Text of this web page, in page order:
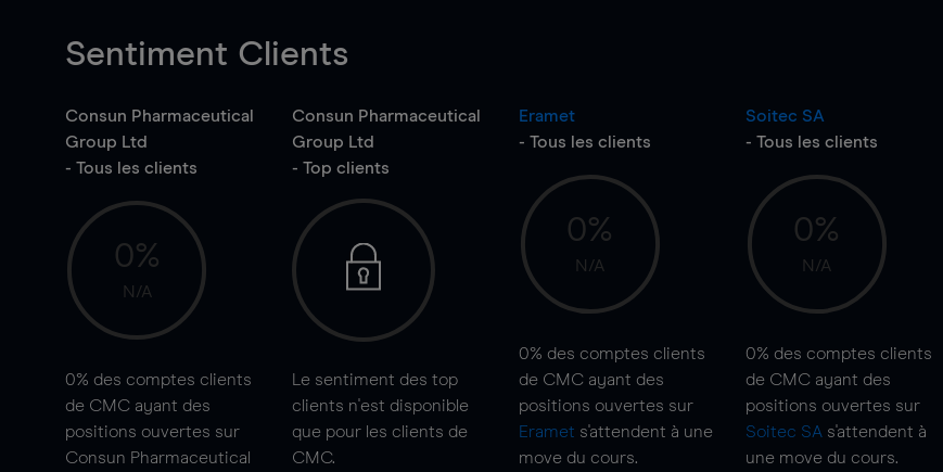
Sentiment Clients
Consun Pharmaceutical
Group Ltd
- Tous les clients
0%
N/A
0% des comptes clients
de CMC ayant des
positions ouvertes sur
Consun Pharmaceutical
Consun Pharmaceutical
Group Ltd
- Top clients
Le sentiment des top
clients n'est disponible
que pour les clients de
CMC.
Eramet
- Tous les clients
0%
N/A
0% des comptes clients
de CMC ayant des
positions ouvertes sur
Eramet s'attendent à une
move du cours.
Soitec SA
- Tous les clients
0%
N/A
0% des comptes clients
de CMC ayant des
positions ouvertes sur
Soitec SA s'attendent à
une move du cours.